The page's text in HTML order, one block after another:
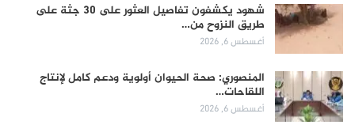
شهود يكشفون تفاصيل العثور على 30 جثة على
طريق النزوح من…
أغسطس 6, 2026
المنصوري: صحة الحيوان أولوية ودعم كامل لإنتاج
اللقاحات…
أغسطس 6, 2026